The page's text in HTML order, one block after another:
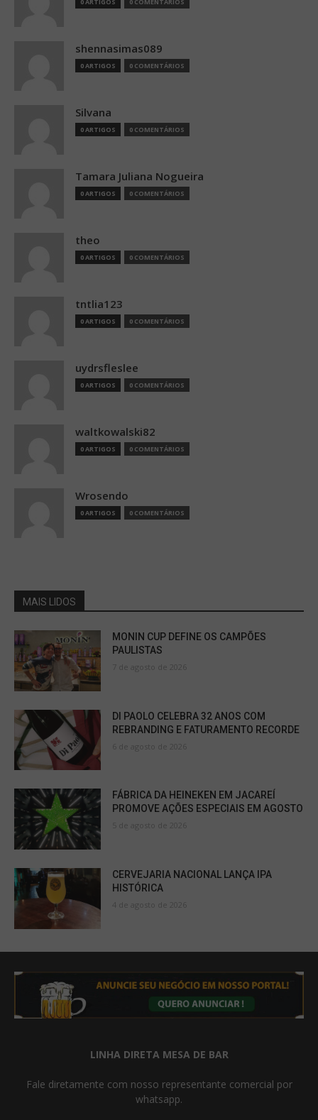
shennasimas089
0 ARTIGOS 0 COMENTÁRIOS
Silvana
0 ARTIGOS 0 COMENTÁRIOS
Tamara Juliana Nogueira
0 ARTIGOS 0 COMENTÁRIOS
theo
0 ARTIGOS 0 COMENTÁRIOS
tntlia123
0 ARTIGOS 0 COMENTÁRIOS
uydrsfleslee
0 ARTIGOS 0 COMENTÁRIOS
waltkowalski82
0 ARTIGOS 0 COMENTÁRIOS
Wrosendo
0 ARTIGOS 0 COMENTÁRIOS
MAIS LIDOS
MONIN CUP DEFINE OS CAMPÕES
PAULISTAS
7 de agosto de 2026
DI PAOLO CELEBRA 32 ANOS COM
REBRANDING E FATURAMENTO RECORDE
6 de agosto de 2026
FÁBRICA DA HEINEKEN EM JACAREÍ
PROMOVE AÇÕES ESPECIAIS EM AGOSTO
5 de agosto de 2026
CERVEJARIA NACIONAL LANÇA IPA
HISTÓRICA
4 de agosto de 2026
LINHA DIRETA MESA DE BAR
Fale diretamente com nosso representante comercial por
whatsapp.